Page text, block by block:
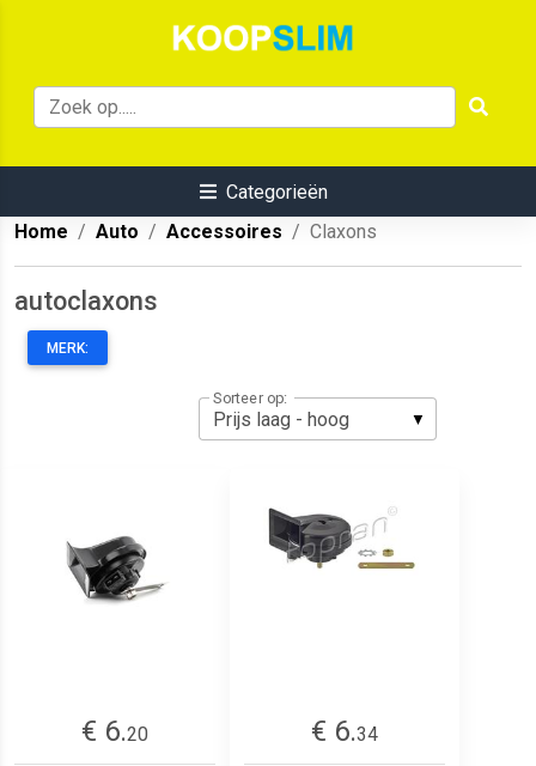
Categorieën
Home
Auto Accessoires Claxons
autoclaxons
MERK:
Sorteer op:
€ 6.20
€ 6.34